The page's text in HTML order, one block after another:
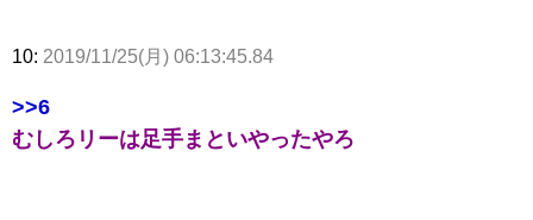
10: 2019/11/25(月) 06:13:45.84
>>6
むしろリーは足手まといやったやろ